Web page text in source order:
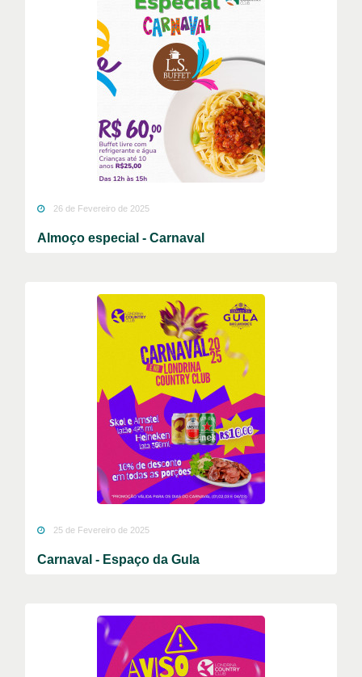
26 de Fevereiro de 2025
Almoço especial - Carnaval
25 de Fevereiro de 2025
Carnaval - Espaço da Gula